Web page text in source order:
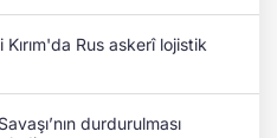
Rus askerî lojistik
durdurulması